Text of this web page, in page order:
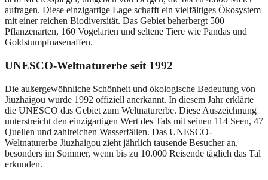
aufragen. Diese einzigartige Lage schafft ein vielfältiges Ökosystem
mit einer reichen Biodiversität. Das Gebiet beherbergt 500
Pflanzenarten, 160 Vogelarten und seltene Tiere wie Pandas und
Goldstumpfnasenaffen.
UNESCO-Weltnaturerbe seit 1992
Die außergewöhnliche Schönheit und ökologische Bedeutung von
Jiuzhaigou wurde 1992 offiziell anerkannt. In diesem Jahr erklärte
die UNESCO das Gebiet zum Weltnaturerbe. Diese Auszeichnung
unterstreicht den einzigartigen Wert des Tals mit seinen 114 Seen, 47
Quellen und zahlreichen Wasserfällen. Das UNESCO-
Weltnaturerbe Jiuzhaigou zieht jährlich tausende Besucher an,
besonders im Sommer, wenn bis zu 10.000 Reisende täglich das Tal
erkunden.